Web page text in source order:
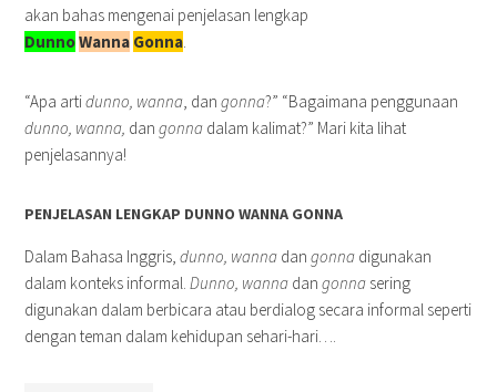
akan bahas mengenai penjelasan lengkap
DunnoWanna Gonna.
“Apa artidunno, wanna, dangonna?” “Bagaimana penggunaan
dunno, wanna, dangonna dalam kalimat?” Mari kita lihat
penjelasannya!
PENJELASAN LENGKAP DUNNO WANNA GONNA
Dalam Bahasa Inggris,dunno, wanna dangonna digunakan
dalam konteks informal.Dunno, wanna dangonna sering
digunakan dalam berbicara atau berdialog secara informal seperti
dengan teman dalam kehidupan sehari-hari….